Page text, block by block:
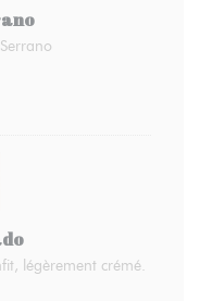
légèrement crémé.